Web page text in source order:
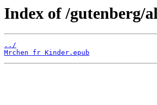
Index of /gutenberg/
../
Mrchen fr Kinder.epub